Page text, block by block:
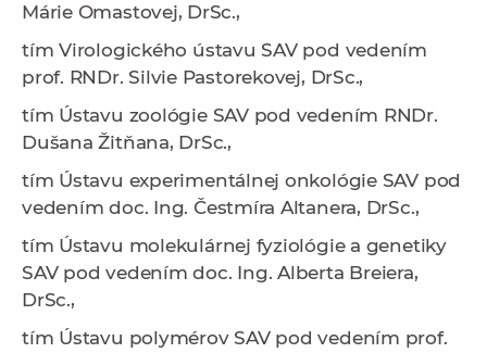
Márie Omastovej, DrSc.,
tímVirologického ústavu SAVpod vedením
prof. RNDr. Silvie Pastorekovej, DrSc.,
tím Ústavu zoológie SAVpod vedením RNDr.
Dušana Žitňana, DrSc.,
tím Ústavu experimentálnej onkológie SAV pod
vedenímdoc. Ing. Čestmíra Altanera, DrSc.,
tím Ústavu molekulárnej fyziológie a genetiky
SAVpod vedenímdoc. Ing. Alberta Breiera,
DrSc.,
tím Ústavu polymérov SAVpod vedením prof.